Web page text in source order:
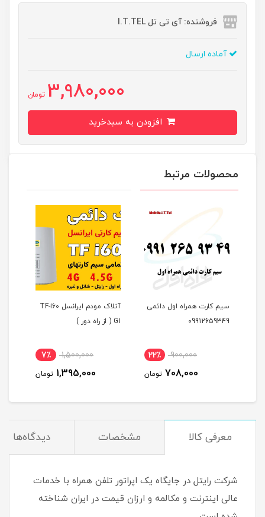
فروشنده: آی تی تل I.T.TEL
آماده ارسال
3,980,000 تومان
محصولات مرتبط
سیم کارت همراه اول دائمی
09912659349
900,000 22٪
708,000 تومان
آنلاک مودم ایرانسل TF-i60
G1 ( از راه دور )
1,500,000 7٪
1,395,000 تومان
معرفی کالا مشخصات دیدگاه‌ها
شرکت رایتل در جایگاه یک اپراتور تلفن همراه با خدمات
عالی اینترنت و مکالمه و ارزان قیمت در ایران شناخته